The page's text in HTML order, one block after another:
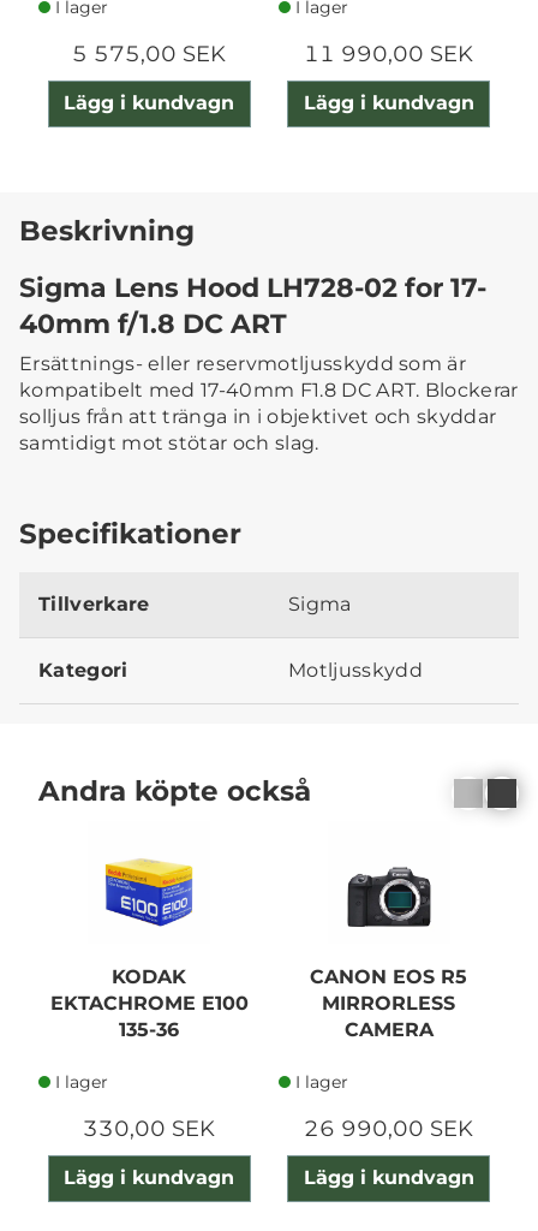
I lager
5 575,00 SEK
Lägg i kundvagn
I lager
11 990,00 SEK
Lägg i kundvagn
Beskrivning
Sigma Lens Hood LH728-02 for 17-
40mm f/1.8 DC ART
Ersättnings- eller reservmotljusskydd som är
kompatibelt med 17-40mm F1.8 DC ART. Blockerar
solljus från att tränga in i objektivet och skyddar
samtidigt mot stötar och slag.
Specifikationer
Tillverkare Sigma
Kategori Motljusskydd
Andra köpte också
KODAK
EKTACHROME E100
135-36
I lager
330,00 SEK
Lägg i kundvagn
CANON EOS R5
MIRRORLESS
CAMERA
I lager
26 990,00 SEK
Lägg i kundvagn